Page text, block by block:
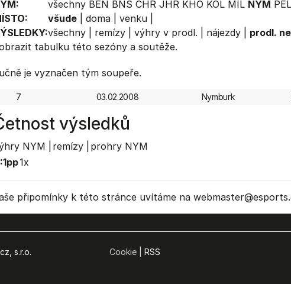
všechny BEN BNS CHR JHR KHO KOL MIL NYM PEL
všude| doma| venku|
všechny| remízy| výhry v prodl. nájezdy| prodl.
tabulkutéto sezóny a soutěže.
je vyznačen tým soupeře.
7 03.02.2008 Nymburk
výsledků
NYM | remízy |
prohry NYM
1x
připomínky k této stránce uvítáme na webmaster
s.r.o. Cookie | RSS